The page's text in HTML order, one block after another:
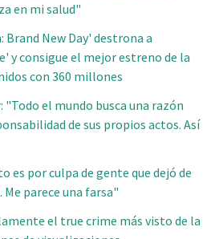
en mi salud"
Brand New Day' destrona a
y consigue el mejor estreno de la
con 360 millones
el mundo busca una razón
de sus propios actos. Así
es por culpa de gente que dejó de
parece una farsa"
el true crime más visto de la